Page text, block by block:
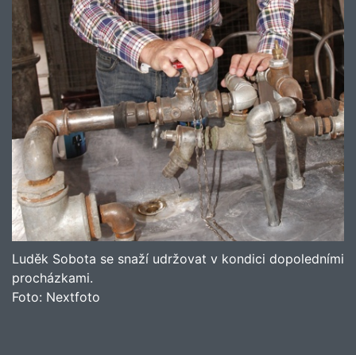
Luděk Sobota se snaží udržovat v kondici dopoledními
procházkami.
Foto: Nextfoto